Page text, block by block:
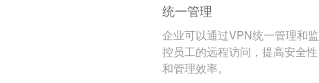
统一管理
企业可以通过VPN统一管理和监
控员工的远程访问，提高安全性
和管理效率。